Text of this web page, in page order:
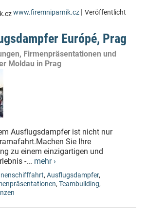
www.firemniparnik.cz | Veröffentlicht
Európé, Prag
Firmenpräsentationen und
Moldau in Prag
Ausflugsdampfer ist nicht nur
Sie Ihre
zu einem einzigartigen und
-... mehr ›
, Ausflugsdampfer,
, Teambuilding,